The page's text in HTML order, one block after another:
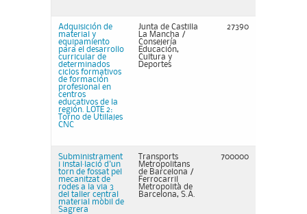
Adquisición de
material y
equipamiento
para el desarrollo
curricular de
determinados
ciclos formativos
de formación
profesional en
centros
educativos de la
región. LOTE 2:
Torno de Utillajes
CNC
Junta de Castilla
La Mancha /
Consejería
Educación,
Cultura y
Deportes
27390
Subministrament
i instal·lació d'un
torn de fossat pel
mecanitzat de
rodes a la via 3
del taller central
material mòbil de
Sagrera
Transports
Metropolitans
de Barcelona /
Ferrocarril
Metropolità de
Barcelona, S.A.
700000